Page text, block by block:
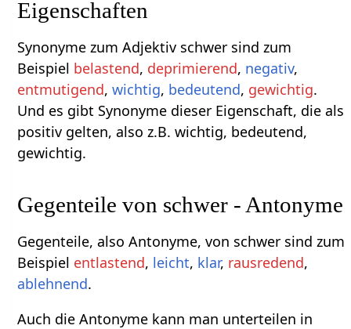
Eigenschaften
Synonyme zum Adjektiv schwer sind zum
Beispiel belastend, deprimierend, negativ,
entmutigend,wichtig, bedeutend, gewichtig.
Und es gibt Synonyme dieser Eigenschaft, die als
positiv gelten, also z.B. wichtig, bedeutend,
gewichtig.
Gegenteile von schwer - Antonyme
Gegenteile, also Antonyme, von schwer sind zum
Beispiel entlastend, leicht, klar, rausredend,
ablehnend.
Auch die Antonyme kann man unterteilen in